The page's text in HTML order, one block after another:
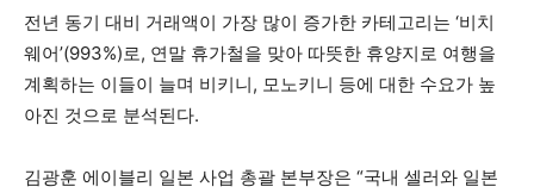
전년 동기 대비 거래액이 가장 많이 증가한 카테고리는 ‘비치
웨어’(993%)로, 연말 휴가철을 맞아 따뜻한 휴양지로 여행을
계획하는 이들이 늘며 비키니, 모노키니 등에 대한 수요가 높
아진 것으로 분석된다.
김광훈 에이블리 일본 사업 총괄 본부장은 “국내 셀러와 일본